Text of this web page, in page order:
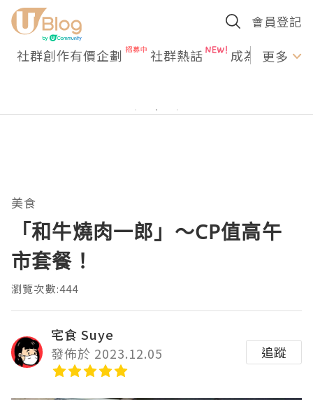
會員登記
社群創作有價企劃 社群熱話 成為U更多
美食
「和牛燒肉一郎」～CP值高午
市套餐！
瀏覽次數:444
宅食 Suye
發佈於 2023.12.05
追蹤